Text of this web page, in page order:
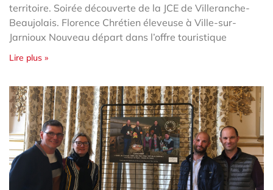
territoire. Soirée découverte de la JCE de Villeranche-
Beaujolais. Florence Chrétien éleveuse à Ville-sur-
Jarnioux Nouveau départ dans l’offre touristique
Lire plus »